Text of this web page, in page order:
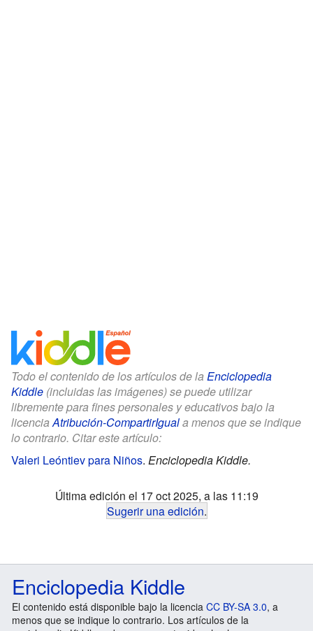
Todo el contenido de los artículos de la Enciclopedia
Kiddle (incluidas las imágenes) se puede utilizar
libremente para fines personales y educativos bajo la
licenciaAtribución-CompartirIguala menos que se indique
lo contrario. Citar este artículo:
Valeri Leóntiev para Niños. Enciclopedia Kiddle.
Última edición el 17 oct 2025, a las 11:19
Sugerir una edición.
Enciclopedia Kiddle
El contenido está disponible bajo la licencia CC BY-SA 3.0, a
menos que se indique lo contrario. Los artículos de la